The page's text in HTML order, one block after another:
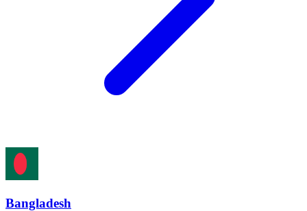
Bangladesh